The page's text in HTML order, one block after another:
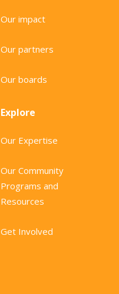
Our impact
Our partners
Our boards
Explore
Our Expertise
Our Community
Programs and
Resources
Get Involved